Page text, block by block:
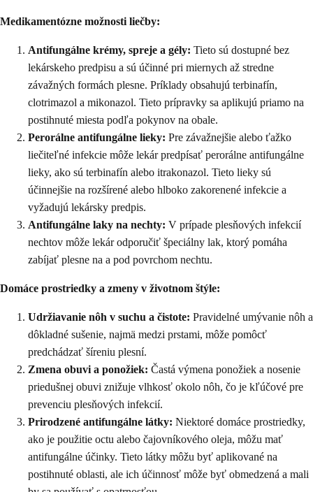
Medikamentózne možnosti liečby:
Antifungálne krémy, spreje a gély: Tieto sú dostupné bez
lekárskeho predpisu a sú účinné pri miernych až stredne
závažných formách plesne. Príklady obsahujú terbinafín,
clotrimazol a mikonazol. Tieto prípravky sa aplikujú priamo na
postihnuté miesta podľa pokynov na obale.
Perorálne antifungálne lieky: Pre závažnejšie alebo ťažko
liečiteľné infekcie môže lekár predpísať perorálne antifungálne
lieky, ako sú terbinafín alebo itrakonazol. Tieto lieky sú
účinnejšie na rozšírené alebo hlboko zakorenené infekcie a
vyžadujú lekársky predpis.
Antifungálne laky na nechty: V prípade plesňových infekcií
nechtov môže lekár odporučiť špeciálny lak, ktorý pomáha
zabíjať plesne na a pod povrchom nechtu.
Domáce prostriedky a zmeny v životnom štýle:
Udržiavanie nôh v suchu a čistote: Pravidelné umývanie nôh a
dôkladné sušenie, najmä medzi prstami, môže pomôcť
predchádzať šíreniu plesní.
Zmena obuvi a ponožiek: Častá výmena ponožiek a nosenie
priedušnej obuvi znižuje vlhkosť okolo nôh, čo je kľúčové pre
prevenciu plesňových infekcií.
Prirodzené antifungálne látky: Niektoré domáce prostriedky,
ako je použitie octu alebo čajovníkového oleja, môžu mať
antifungálne účinky. Tieto látky môžu byť aplikované na
postihnuté oblasti, ale ich účinnosť môže byť obmedzená a mali